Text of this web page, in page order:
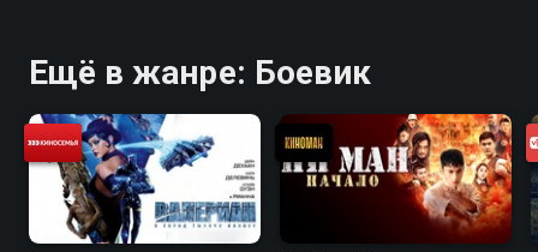
Ещё в жанре: Боевик